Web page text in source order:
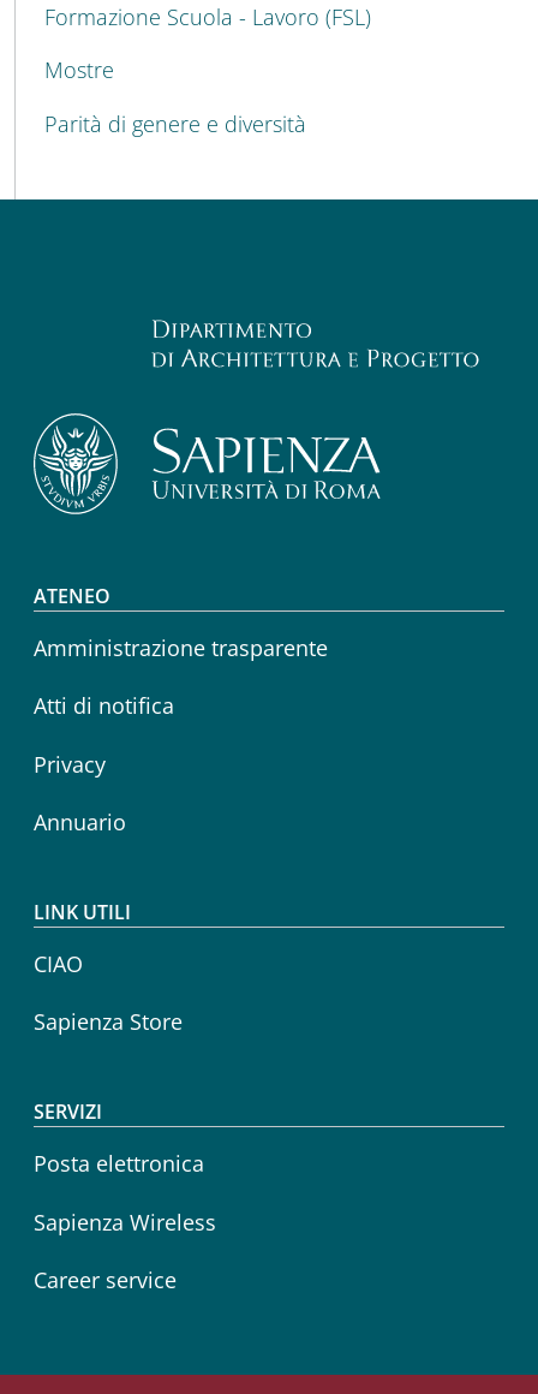
Formazione Scuola - Lavoro (FSL)
Mostre
Parità di genere e diversità
Footer menu
ATENEO
Amministrazione trasparente
Atti di notifica
Privacy
Annuario
LINK UTILI
CIAO
Sapienza Store
SERVIZI
Posta elettronica
Sapienza Wireless
Career service